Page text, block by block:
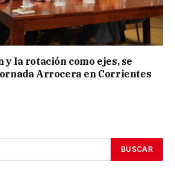
y la rotación como ejes, se
Arrocera en Corrientes